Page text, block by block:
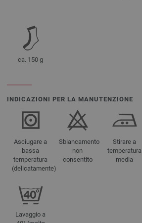
ca. 150 g
INDICAZIONI PER LA MANUTENZIONE
Asciugare a
bassa
temperatura
(delicatamente)
Sbiancamento
non
consentito
Stirare a
temperatura
media
Lavaggio a